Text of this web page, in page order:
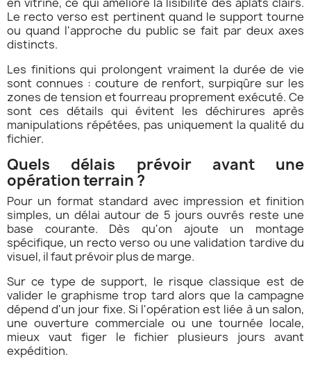
Le recto verso est pertinent quand le support tourne
ou quand l'approche du public se fait par deux axes
distincts.
Les finitions qui prolongent vraiment la durée de vie
sont connues : couture de renfort, surpiqûre sur les
zones de tension et fourreau proprement exécuté. Ce
sont ces détails qui évitent les déchirures après
manipulations répétées, pas uniquement la qualité du
fichier.
Quels délais prévoir avant une
opération terrain ?
Pour un format standard avec impression et finition
simples, un délai autour de 5 jours ouvrés reste une
base courante. Dès qu'on ajoute un montage
spécifique, un recto verso ou une validation tardive du
visuel, il faut prévoir plus de marge.
Sur ce type de support, le risque classique est de
valider le graphisme trop tard alors que la campagne
dépend d'un jour fixe. Si l'opération est liée à un salon,
une ouverture commerciale ou une tournée locale,
mieux vaut figer le fichier plusieurs jours avant
expédition.